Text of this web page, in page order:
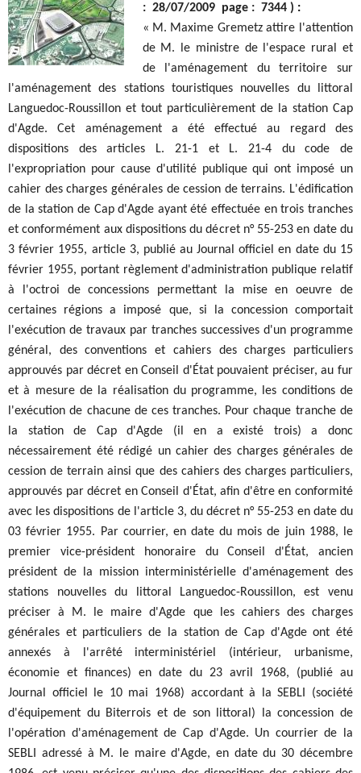
: 28/07/2009 page : 7344 ) :
« M. Maxime Gremetz attire l'attention
de M. le ministre de l'espace rural et
de l'aménagement du territoire sur
l'aménagement des stations touristiques nouvelles du littoral
Languedoc-Roussillon et tout particulièrement de la station Cap
d'Agde. Cet aménagement a été effectué au regard des
dispositions des articles L. 21-1 et L. 21-4 du code de
l'expropriation pour cause d'utilité publique qui ont imposé un
cahier des charges générales de cession de terrains. L'édification
de la station de Cap d'Agde ayant été effectuée en trois tranches
et conformément aux dispositions du décret n° 55-253 en date du
3 février 1955, article 3, publié au Journal officiel en date du 15
février 1955, portant règlement d'administration publique relatif
à l'octroi de concessions permettant la mise en oeuvre de
certaines régions a imposé que, si la concession comportait
l'exécution de travaux par tranches successives d'un programme
général, des conventions et cahiers des charges particuliers
approuvés par décret en Conseil d'État pouvaient préciser, au fur
et à mesure de la réalisation du programme, les conditions de
l'exécution de chacune de ces tranches. Pour chaque tranche de
la station de Cap d'Agde (il en a existé trois) a donc
nécessairement été rédigé un cahier des charges générales de
cession de terrain ainsi que des cahiers des charges particuliers,
approuvés par décret en Conseil d'État, afin d'être en conformité
avec les dispositions de l'article 3, du décret n° 55-253 en date du
03 février 1955. Par courrier, en date du mois de juin 1988, le
premier vice-président honoraire du Conseil d'État, ancien
président de la mission interministérielle d'aménagement des
stations nouvelles du littoral Languedoc-Roussillon, est venu
préciser à M. le maire d'Agde que les cahiers des charges
générales et particuliers de la station de Cap d'Agde ont été
annexés à l'arrêté interministériel (intérieur, urbanisme,
économie et finances) en date du 23 avril 1968, (publié au
Journal officiel le 10 mai 1968) accordant à la SEBLI (société
d'équipement du Biterrois et de son littoral) la concession de
l'opération d'aménagement de Cap d'Agde. Un courrier de la
SEBLI adressé à M. le maire d'Agde, en date du 30 décembre